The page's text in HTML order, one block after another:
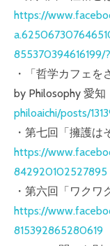
https://
855370394616199/
・「哲学カフェ
by Philosophy 愛知
philoaichi/posts/
・第七回「擁護は
https://
842920102527895
・第六回「ワクワ
https://
815392865280619